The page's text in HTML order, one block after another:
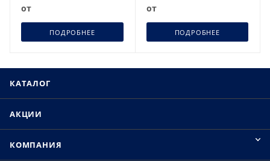
от
ПОДРОБНЕЕ
от
ПОДРОБНЕЕ
КАТАЛОГ
АКЦИИ
КОМПАНИЯ